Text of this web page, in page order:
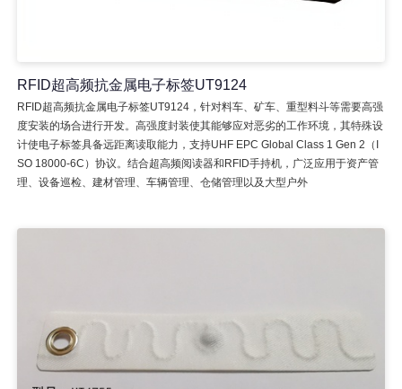
RFID超高频抗金属电子标签UT9124
RFID超高频抗金属电子标签UT9124，针对料车、矿车、重型料斗等需要高强
度安装的场合进行开发。高强度封装使其能够应对恶劣的工作环境，其特殊设
计使电子标签具备远距离读取能力，支持UHF EPC Global Class 1 Gen 2（I
SO 18000-6C）协议。结合超高频阅读器和RFID手持机，广泛应用于资产管
理、设备巡检、建材管理、车辆管理、仓储管理以及大型户外